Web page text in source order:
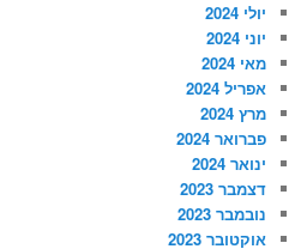
יולי 2024
יוני 2024
מאי 2024
אפריל 2024
מרץ 2024
פברואר 2024
ינואר 2024
דצמבר 2023
נובמבר 2023
אוקטובר 2023